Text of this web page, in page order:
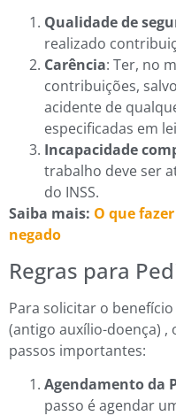
Qualidade de
realizado
Carência: Ter, no
contribuições,
acidente de
especificadas em
Incapacidade
trabalho deve ser
do INSS.
Saiba mais: O que
negado
Regras para
Para solicitar o
(antigo auxílio-doença) ,
passos importantes:
Agendamento da
passo é agendar